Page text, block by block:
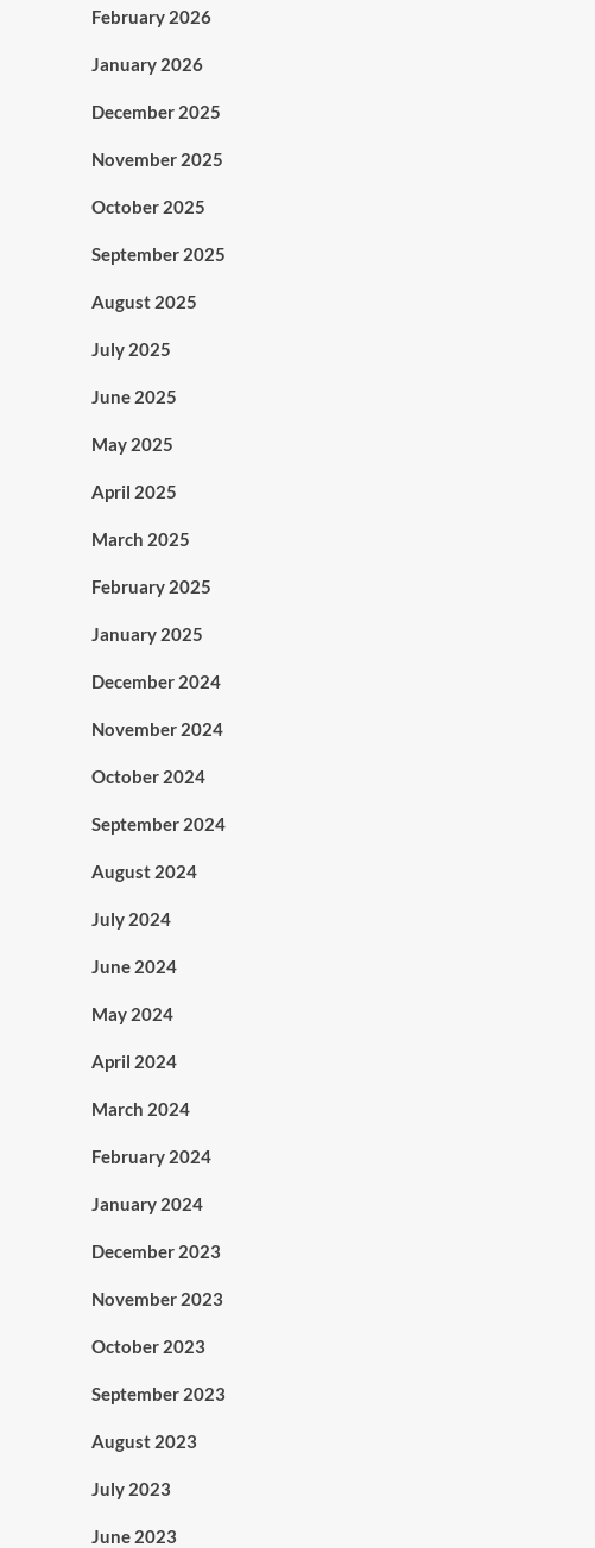
February 2026
January 2026
December 2025
November 2025
October 2025
September 2025
August 2025
July 2025
June 2025
May 2025
April 2025
March 2025
February 2025
January 2025
December 2024
November 2024
October 2024
September 2024
August 2024
July 2024
June 2024
May 2024
April 2024
March 2024
February 2024
January 2024
December 2023
November 2023
October 2023
September 2023
August 2023
July 2023
June 2023